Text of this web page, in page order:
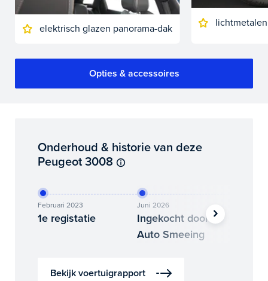
elektrisch glazen panorama-dak
Opties & accessoires
Onderhoud & historie van deze
Peugeot 3008
Februari 2023
1e registatie
Juni 2026
Ingekocht door
Auto Smeeing
Bekijk voertuigrapport